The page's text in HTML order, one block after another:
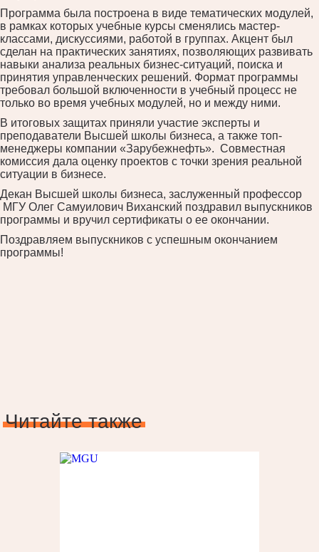
Программа была построена в виде тематических модулей,
в рамках которых учебные курсы сменялись мастер-
классами, дискуссиями, работой в группах. Акцент был
сделан на практических занятиях, позволяющих развивать
навыки анализа реальных бизнес-ситуаций, поиска и
принятия управленческих решений. Формат программы
требовал большой включенности в учебный процесс не
только во время учебных модулей, но и между ними.
В итоговых защитах приняли участие эксперты и
преподаватели Высшей школы бизнеса, а также топ-
менеджеры компании «Зарубежнефть». Совместная
комиссия дала оценку проектов с точки зрения реальной
ситуации в бизнесе.
Декан Высшей школы бизнеса, заслуженный профессор
МГУ Олег Самуилович Виханский поздравил выпускников
программы и вручил сертификаты о ее окончании.
Поздравляем выпускников с успешным окончанием
программы!
Читайте также